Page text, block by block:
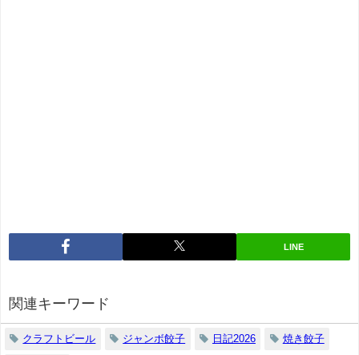
LINE
関連キーワード
クラフトビール ジャンボ餃子 日記2026 焼き餃子